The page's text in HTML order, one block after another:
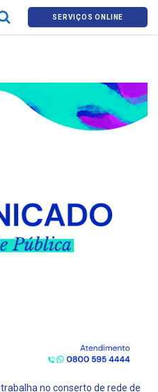
SERVIÇOS ONLINE
no conserto de rede de